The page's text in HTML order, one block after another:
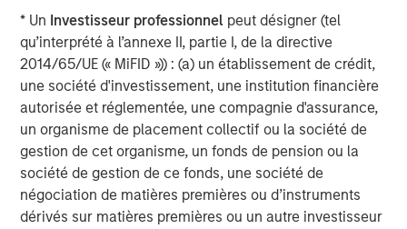
* Un Investisseur professionnel peut désigner (tel
qu’interprété à l’annexe II, partie I, de la directive
2014/65/UE (« MiFID »)) : (a) un établissement de crédit,
une société d'investissement, une institution financière
autorisée et réglementée, une compagnie d'assurance,
un organisme de placement collectif ou la société de
gestion de cet organisme, un fonds de pension ou la
société de gestion de ce fonds, une société de
négociation de matières premières ou d’instruments
dérivés sur matières premières ou un autre investisseur
electric grids.
In China, Europe and the US, strong investment in
renewable energy and associated infrastructure has
already boosted demand for base metals like aluminum,
critical for lightweight vehicles and grid equipment, and
copper, essential for electrical wiring in solar farms and
EVs. That trend is expected to continue into 2026 as
countries race to expand green capacity and meet
climate targets.